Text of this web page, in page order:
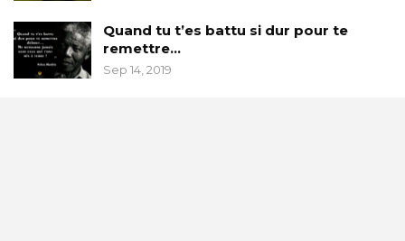
Quand tu t’es battu si dur pour te
remettre…
Sep 14, 2019